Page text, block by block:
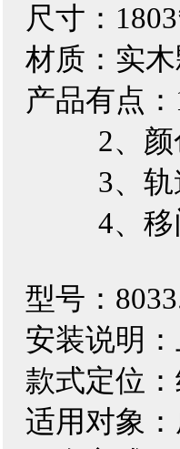
尺寸：
材质：实
产品有点
2、颜
3、轨
4、移
型号：
安装说明
款式定位
适用对象：